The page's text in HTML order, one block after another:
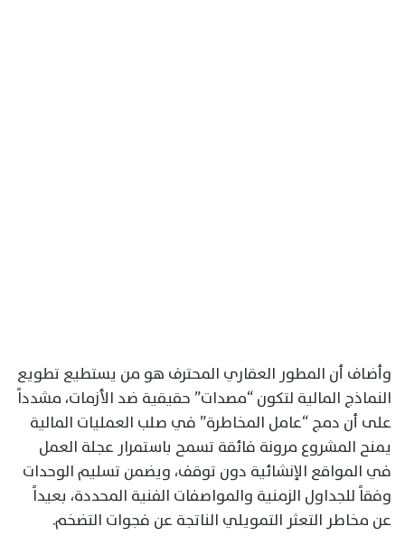
وأضاف أن المطور العقاري المحترف هو من يستطيع تطويع
النماذج المالية لتكون “مصدات” حقيقية ضد الأزمات، مشدداً
على أن دمج “عامل المخاطرة” في صلب العمليات المالية
يمنح المشروع مرونة فائقة تسمح باستمرار عجلة العمل
في المواقع الإنشائية دون توقف، ويضمن تسليم الوحدات
وفقاً للجداول الزمنية والمواصفات الفنية المحددة، بعيداً
عن مخاطر التعثر التمويلي الناتجة عن فجوات التضخم.